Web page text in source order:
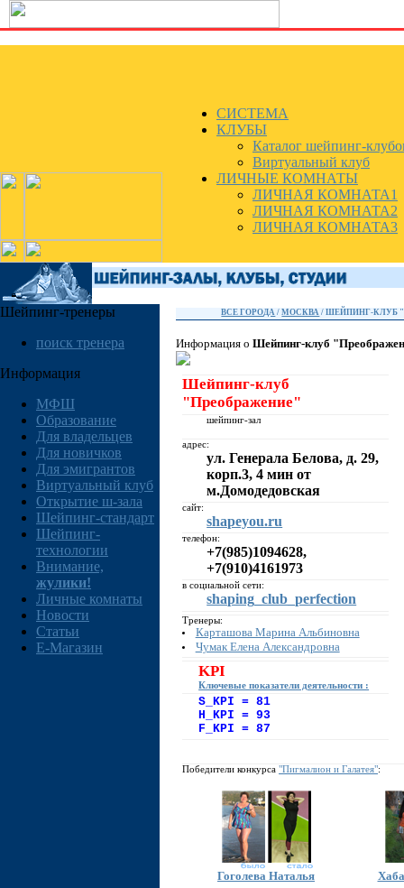
СИСТЕМА
КЛУБЫ
Каталог шейпинг-
Виртуальный клуб
ЛИЧНЫЕ КОМНАТЫ
ЛИЧНАЯ КОМНАТА1
ЛИЧНАЯ КОМНАТА2
ЛИЧНАЯ КОМНАТА3
Шейпинг-тренеры
поиск тренера
Информация
МФШ
Образование
Для владельцев
Для новичков
Для эмигрантов
Виртуальный клуб
Открытие ш-зала
Шейпинг-стандарт
Шейпинг-
технологии
Внимание,
жулики!
Личные комнаты
Новости
Статьи
E-Магазин
ВСЕ ГОРОДА /МОСКВА / ШЕЙПИНГ-КЛУБ
Информация о Шейпинг-клуб
Шейпинг-клуб
"Преображение"
шейпинг-зал
адрес:
ул. Генерала Белова, д. 29,
корп.3, 4 мин от
м.Домодедовская
сайт:
shapeyou.ru
телефон:
+7(985)1094628,
+7(910)4161973
в социальной сети:
shaping_club_perfection
Тренеры:
Карташова Марина Альбиновна
Чумак Елена Александровна
KPI
Ключевые показатели деятельности :
S_KPI = 81
H_KPI = 93
F_KPI = 87
Победители конкурса "Пигмалион и Галатея":
Гоголева Наталья